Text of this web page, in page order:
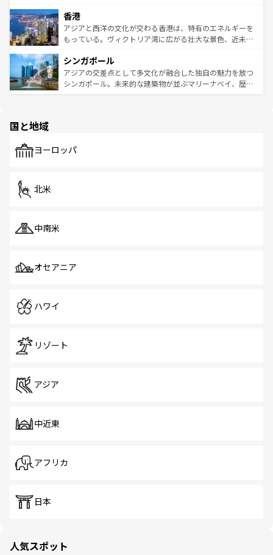
とつ。フォーやバインミー、ベトナムコーヒーなどは、ぜ
ひ現地で味わいたい。どの地域を訪れてもあたたかい人々
が旅行者を迎えてくれるので、きっと忘れられない旅にな
参照してほしい。
の活気が交差している。北部ではチェンマイなどの山岳地
帯で自然と触れ合い、南部ではプーケットやクラビの美し
いビーチでリゾート気分を楽しむことができる。タイ料理
激する。気候は一年中温暖で、どの季節にも異なる楽しみ
が待っている。親しみやすいタイの人々、仏教を中心とし
た文化、そして多様な観光資源が、訪れる旅人を魅了し続
香港
アジアと西洋の文化が交わる香港は、特有のエネルギーを
もっている。ヴィクトリア湾に広がる壮大な景色、近未来
み、どこを訪れても感動するはず。観光スポットが密集し
ており、効率よく見どころを回れるのも魅力。息をのむよ
うな絶景から文化的な体験まで、香港を存分に楽しみ尽く
シンガポール
アジアの交差点として多文化が融合した独自の魅力を放つ
シンガポール。未来的な建築物が並ぶマリーナベイ、歴史
で、ホーカーズは地元の風情を楽しめる外せないスポット
国と地域
ヨーロッパ
北米
中南米
オセアニア
ハワイ
リゾート
アジア
中近東
アフリカ
日本
人気スポット